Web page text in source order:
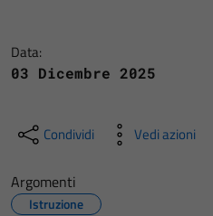
Data:
03 Dicembre 2025
Condividi Vedi azioni
Argomenti
Istruzione